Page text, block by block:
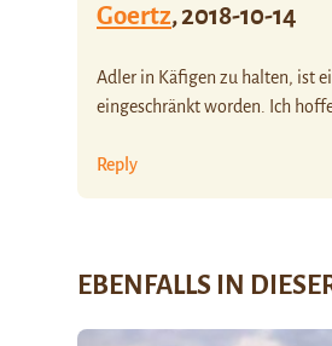
Goertz,2018-10-14
Adler in Käfigen zu halten, ist
eingeschränkt worden. Ich
Reply
EBENFALLS IN